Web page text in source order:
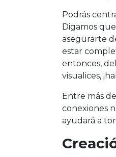
Podrás
Digamos
asegurarte
estar
entonces,
visualices,
Entre más
conexiones
ayudará a